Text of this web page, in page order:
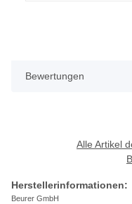
Bewertungen
Alle Artikel
Herstellerinformationen:
Beurer GmbH